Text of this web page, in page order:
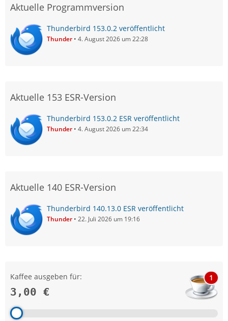
Aktuelle Programmversion
Thunderbird 153.0.2 veröffentlicht
Thunder 4. August 2026 um 22:28
Aktuelle 153 ESR-Version
Thunderbird 153.0.2 ESR veröffentlicht
Thunder 4. August 2026 um 22:34
Aktuelle 140 ESR-Version
Thunderbird 140.13.0 ESR veröffentlicht
Thunder 22. Juli 2026 um 19:16
Kaffee ausgeben für:
3,00 €
1